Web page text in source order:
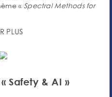
«Spectral Methods for
PLUS
Safety & AI »